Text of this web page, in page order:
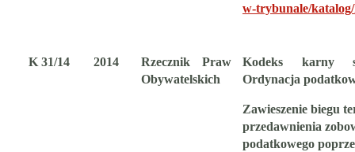
w-trybunale/
K 31/14 2014
Rzecznik Praw
Obywatelskich
Kodeks karny
Ordynacja
Zawieszenie biegu
przedawnienia
podatkowego